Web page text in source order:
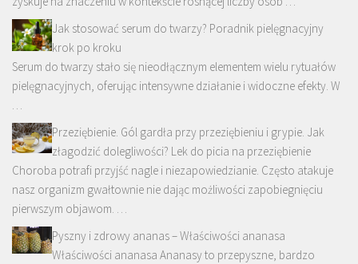
Jak stosować serum do twarzy? Poradnik pielęgnacyjny
krok po kroku
Serum do twarzy stało się nieodłącznym elementem wielu rytuałów
pielęgnacyjnych, oferując intensywne działanie i widoczne efekty. W
…
Przeziębienie. Gól gardła przy przeziębieniu i grypie. Jak
złagodzić dolegliwości? Lek do picia na przeziębienie
Choroba potrafi przyjść nagle i niezapowiedzianie. Często atakuje
nasz organizm gwałtownie nie dając możliwości zapobiegnięciu
pierwszym objawom. …
Pyszny i zdrowy ananas – Właściwości ananasa
Właściwości ananasa Ananasy to przepyszne, bardzo